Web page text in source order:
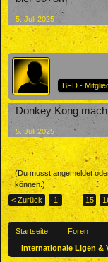
5. Juli 2025
BFD -
Donkey Kong
5. Juli 2025
(Du musst angemeldet
können.)
< Zurück
1 ← 15
Startseite Foren
Internationale Ligen &